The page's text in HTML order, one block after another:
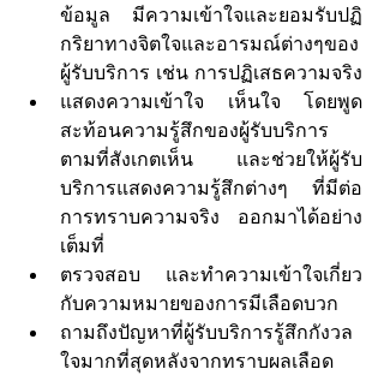
ข้อมูล มีความเข้าใจและยอมรับปฏิ
กริยาทางจิตใจและอารมณ์ต่างๆของ
ผู้รับบริการ เช่น การปฏิเสธความจริง
แสดงความเข้าใจ เห็นใจ โดยพูด
สะท้อนความรู้สึกของผู้รับบริการ
ตามที่สังเกตเห็น และช่วยให้ผู้รับ
บริการแสดงความรู้สึกต่างๆ ที่มีต่อ
การทราบความจริง ออกมาได้อย่าง
เต็มที่
ตรวจสอบ และทำความเข้าใจเกี่ยว
กับความหมายของการมีเลือดบวก
ถามถึงปัญหาที่ผู้รับบริการรู้สึกกังวล
ใจมากที่สุดหลังจากทราบผลเลือด